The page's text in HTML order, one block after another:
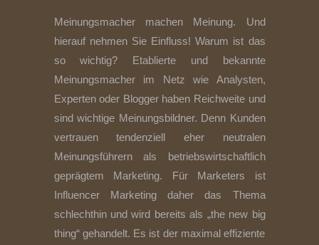
Meinungsmacher machen Meinung. Und
hierauf nehmen Sie Einfluss! Warum ist das
so wichtig? Etablierte und bekannte
Meinungsmacher im Netz wie Analysten,
Experten oder Blogger haben Reichweite und
sind wichtige Meinungsbildner. Denn Kunden
vertrauen tendenziell eher neutralen
Meinungsführern als betriebswirtschaftlich
geprägtem Marketing. Für Marketers ist
Influencer Marketing daher das Thema
schlechthin und wird bereits als „the new big
thing“ gehandelt. Es ist der maximal effiziente